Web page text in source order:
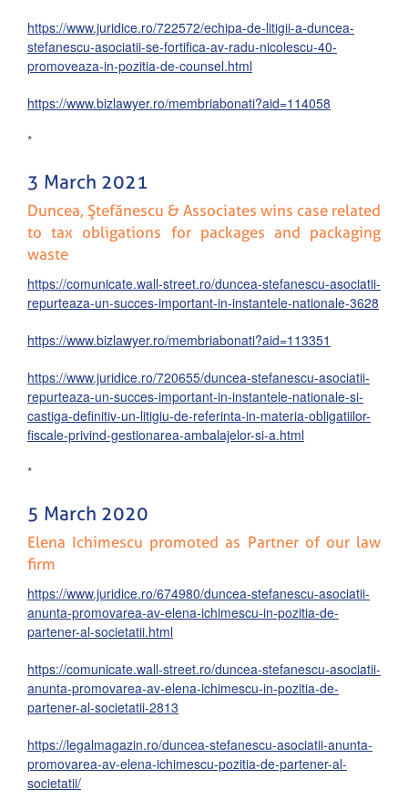
https://www.juridice.ro/722572/echipa-de-litigii-a-duncea-
stefanescu-asociatii-se-fortifica-av-radu-nicolescu-40-
promoveaza-in-pozitia-de-counsel.html
https://www.bizlawyer.ro/membriabonati?aid=114058
*
3 March 2021
Duncea, Ştefănescu & Associates wins case related
to tax obligations for packages and packaging
waste
https://comunicate.wall-street.ro/duncea-stefanescu-asociatii-
repurteaza-un-succes-important-in-instantele-nationale-3628
https://www.bizlawyer.ro/membriabonati?aid=113351
https://www.juridice.ro/720655/duncea-stefanescu-asociatii-
repurteaza-un-succes-important-in-instantele-nationale-si-
castiga-definitiv-un-litigiu-de-referinta-in-materia-obligatiilor-
fiscale-privind-gestionarea-ambalajelor-si-a.html
*
5 March 2020
Elena Ichimescu promoted as Partner of our law
firm
https://www.juridice.ro/674980/duncea-stefanescu-asociatii-
anunta-promovarea-av-elena-ichimescu-in-pozitia-de-
partener-al-societatii.html
https://comunicate.wall-street.ro/duncea-stefanescu-asociatii-
anunta-promovarea-av-elena-ichimescu-in-pozitia-de-
partener-al-societatii-2813
https://legalmagazin.ro/duncea-stefanescu-asociatii-anunta-
promovarea-av-elena-ichimescu-pozitia-de-partener-al-
societatii/